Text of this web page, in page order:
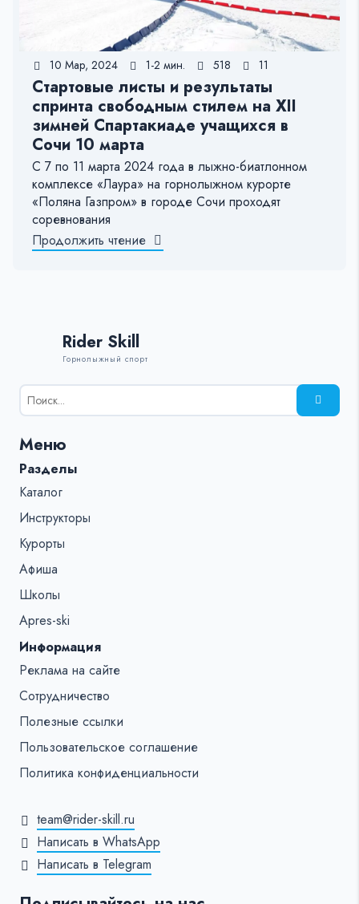
10 Мар, 2024 1-2 мин. 518 11
Стартовые листы и результаты
спринта свободным стилем на XII
зимней Спартакиаде учащихся в
Сочи 10 марта
С 7 по 11 марта 2024 года в лыжно-биатлонном
комплексе «Лаура» на горнолыжном курорте
«Поляна Газпром» в городе Сочи проходят
соревнования
Продолжить чтение
Rider Skill
Горнолыжный спорт
Результаты
поиска
%s:
Меню
Разделы
Каталог
Инструкторы
Курорты
Афиша
Школы
Apres-ski
Информация
Реклама на сайте
Сотрудничество
Полезные ссылки
Пользовательское соглашение
Политика конфиденциальности
team@rider-skill.ru
Написать в WhatsApp
Написать в Telegram